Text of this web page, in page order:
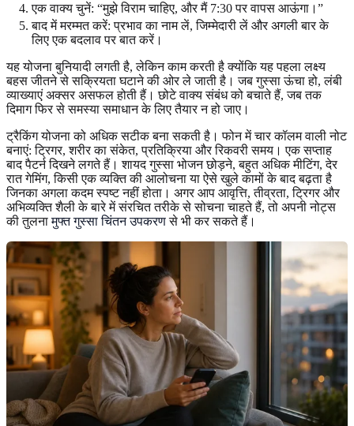
एक वाक्य चुनें: “मुझे विराम चाहिए, और मैं 7:30 पर वापस आऊंगा।”
बाद में मरम्मत करें: प्रभाव का नाम लें, जिम्मेदारी लें और अगली बार के
लिए एक बदलाव पर बात करें।
यह योजना बुनियादी लगती है, लेकिन काम करती है क्योंकि यह पहला लक्ष्य
बहस जीतने से सक्रियता घटाने की ओर ले जाती है। जब गुस्सा ऊंचा हो, लंबी
व्याख्याएं अक्सर असफल होती हैं। छोटे वाक्य संबंध को बचाते हैं, जब तक
दिमाग फिर से समस्या समाधान के लिए तैयार न हो जाए।
ट्रैकिंग योजना को अधिक सटीक बना सकती है। फोन में चार कॉलम वाली नोट
बनाएं: ट्रिगर, शरीर का संकेत, प्रतिक्रिया और रिकवरी समय। एक सप्ताह
बाद पैटर्न दिखने लगते हैं। शायद गुस्सा भोजन छोड़ने, बहुत अधिक मीटिंग, देर
रात गेमिंग, किसी एक व्यक्ति की आलोचना या ऐसे खुले कामों के बाद बढ़ता है
जिनका अगला कदम स्पष्ट नहीं होता। अगर आप आवृत्ति, तीव्रता, ट्रिगर और
अभिव्यक्ति शैली के बारे में संरचित तरीके से सोचना चाहते हैं, तो अपनी नोट्स
की तुलनामुफ्त गुस्सा चिंतन उपकरणसे भी कर सकते हैं।